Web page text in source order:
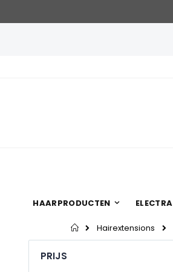
HAARPRODUCTEN ELECTRA
Home
Hairextensions
PRIJS